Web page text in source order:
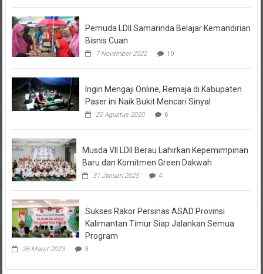
Bisnis Cuan
7 November 2022
Paser ini Naik Bukit Mencari Sinyal
22 Agustus 2020 6
Baru dan Komitmen Green Dakwah
31 Januari 2025 4
Kalimantan Timur Siap Jalankan Semua
Program
26 Maret 2023 3